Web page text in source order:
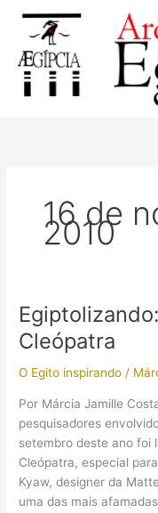
conteúdo
16 de
2010
Cleópatra
O Egito inspirando /
Por Márcia Jamille
pesquisadores
setembro deste ano foi
Cleópatra, especial
Kyaw, designer da
uma das mais